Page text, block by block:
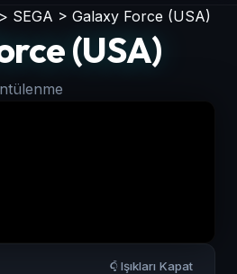
> SEGA > Galaxy Force (USA)
(USA)
Işıkları Kapat